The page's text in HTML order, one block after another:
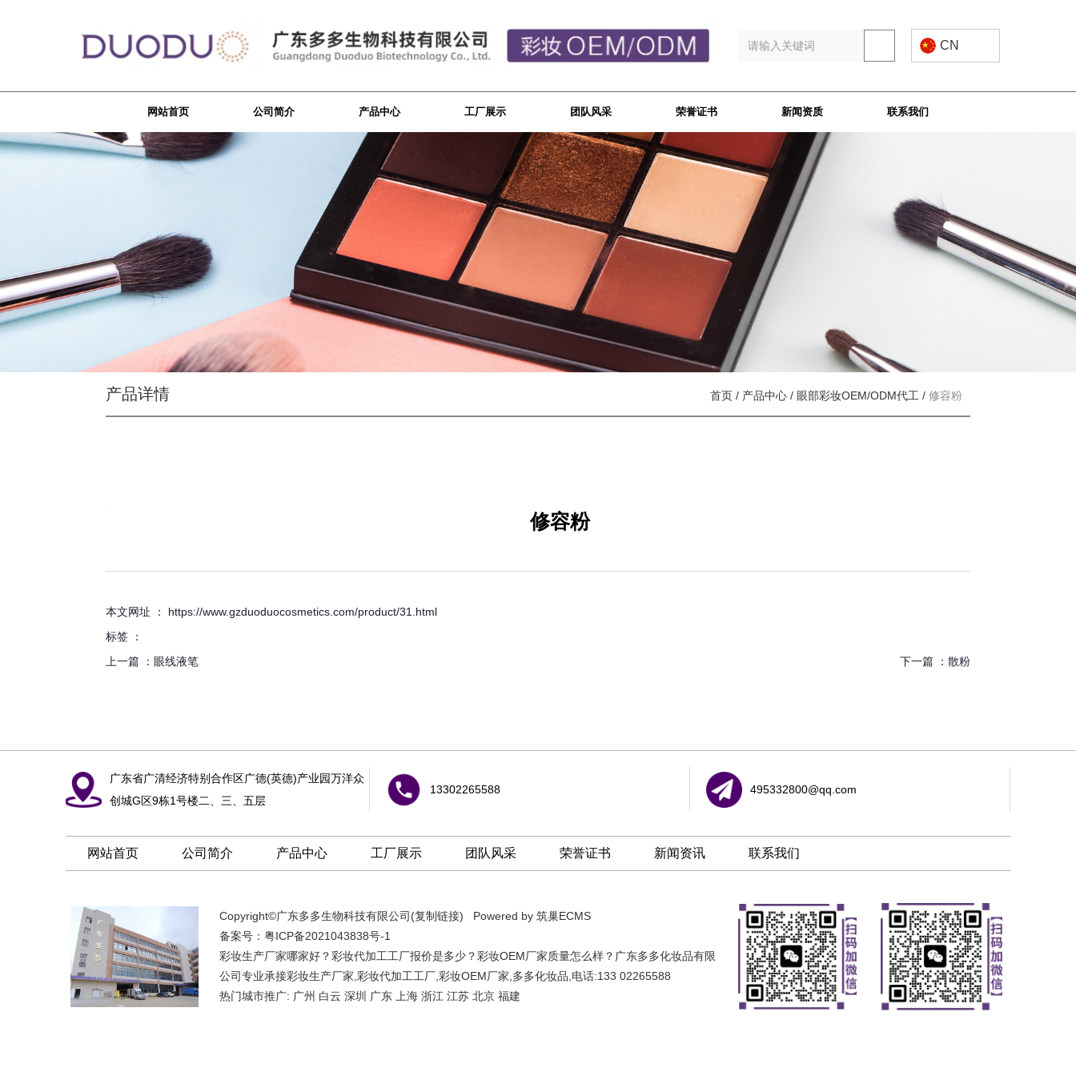
CN
网站首页 公司简介 产品中心 工厂展示 团队风采 荣誉证书 新闻资质 联系我们
产品详情 首页 / 产品中心 / 眼部彩妆OEM/ODM代工 / 修容粉
修容粉
本文网址 ： https://www.gzduoduocosmetics.com/product/31.html
标签 ：
上一篇 ： 眼线液笔 下一篇 ： 散粉
广东省广清经济特别合作区广德(英德)产业园万洋众
创城G区9栋1号楼二、三、五层
13302265588 495332800@qq.com
网站首页 公司简介 产品中心 工厂展示 团队风采 荣誉证书 新闻资讯 联系我们
Copyright©广东多多生物科技有限公司(复制链接) Powered by 筑巢ECMS
备案号： 粤ICP备2021043838号-1
彩妆生产厂家哪家好？彩妆代加工工厂报价是多少？彩妆OEM厂家质量怎么样？广东多多化妆品有限
公司专业承接彩妆生产厂家,彩妆代加工工厂,彩妆OEM厂家,多多化妆品,电话:133 02265588
热门城市推广: 广州 白云 深圳 广东 上海 浙江 江苏 北京 福建